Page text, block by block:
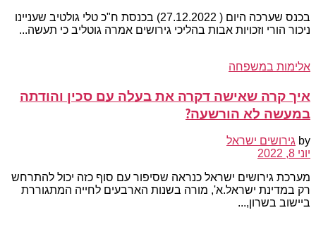
בכנס שערכה היום ( 27.12.2022) בכנסת ח"כ טלי גולטיב שעניינו
ניכור הורי וזכויות אבות בהליכי גירושים אמרה גוטליב כי תעשה...
אלימות במשפחה
איך קרה שאישה דקרה את בעלה עם סכין והודתה
במעשה לא הורשעה?
by גירושים ישראל
יוני 8, 2022
מערכת גירושים ישראל כנראה שסיפור עם סוף כזה יכול להתרחש
רק במדינת ישראל.א', מורה בשנות הארבעים לחייה המתגוררת
ביישוב בשרון,...